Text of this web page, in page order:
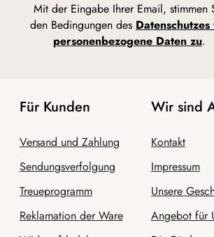
Mit der Eingabe Ihrer Email, stimmen
den Bedingungen des
personenbezogene Daten zu.
Für Kunden
Versand und Zahlung
Sendungsverfolgung
Treueprogramm
Reklamation der Ware
Wir sind
Kontakt
Impressum
Unsere
Angebot für